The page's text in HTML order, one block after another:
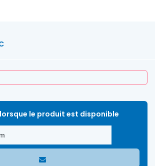
le produit est disponible